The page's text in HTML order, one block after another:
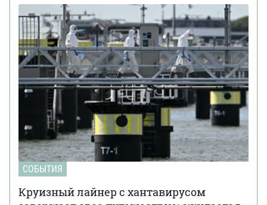
СОБЫТИЯ
Круизный лайнер с хантавирусом